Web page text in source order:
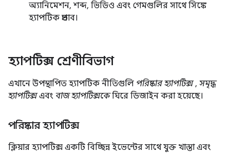
অ্যানিমেশন, শব্দ, ভিডিও এবং গেমগুলির সাথে সিঙ্কে
হ্যাপটিক প্রভাব।
হ্যাপটিক্স শ্রেণীবিভাগ
এখানে উপস্থাপিত হ্যাপটিক নীতিগুলি পরিষ্কার হ্যাপটিক্স, সমৃদ্ধ
হ্যাপটিক্সএবং বাজ হ্যাপটিক্সকেঘিরে ডিজাইন করা হয়েছে।
পরিষ্কার হ্যাপটিক্স
ক্লিয়ার হ্যাপটিক্স একটি বিচ্ছিন্ন ইভেন্টের সাথে যুক্ত খাস্তা এবং